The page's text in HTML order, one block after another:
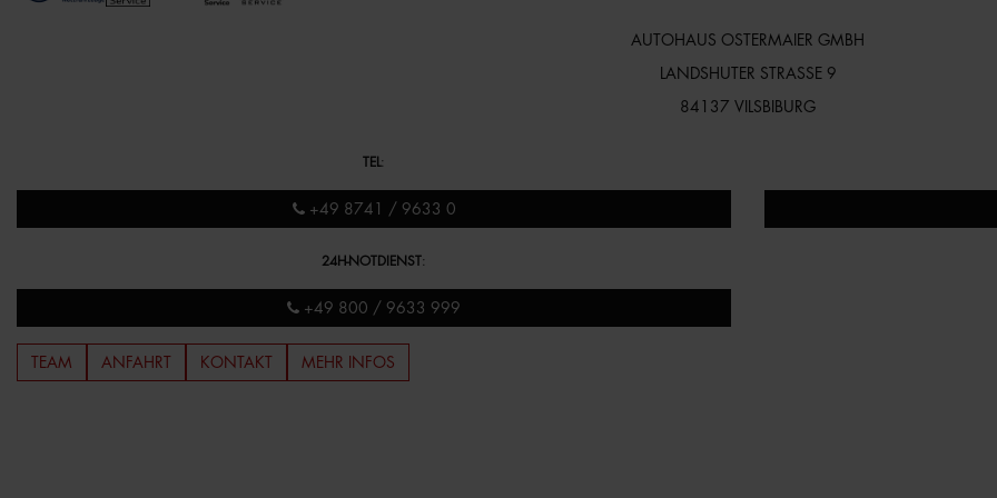
AUTOHAUS OSTERMAIER GMBH
LANDSHUTER STRASSE 9
84137 VILSBIBURG
TEL :
+49 8741 / 9633 0
24H-NOTDIENST:
+49 800 / 9633 999
TEAM ANFAHRT KONTAKT MEHR INFOS